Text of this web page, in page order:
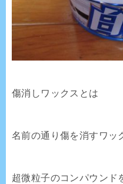
傷消しワックスとは
名前の通り傷を消すワッ
超微粒子のコンパウンド